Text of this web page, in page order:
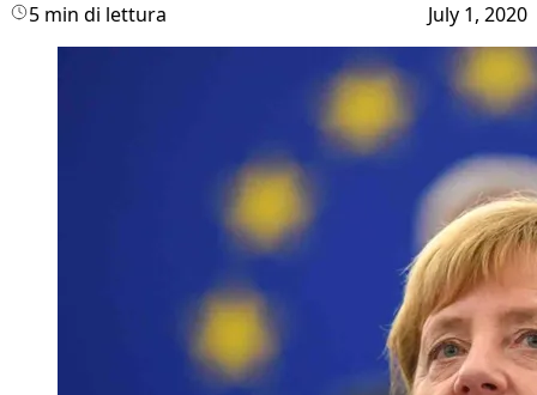
5 min di lettura July 1, 2020